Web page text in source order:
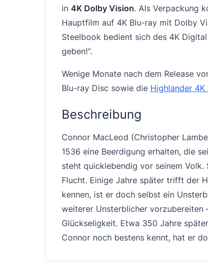
in 4K Dolby Vision. Als Verpackung
Hauptfilm auf 4K Blu-ray mit Dolby
Steelbook bedient sich des 4K
geben!“.
Wenige Monate nach dem Release
Blu-ray Disc sowie die Highlander 4K
Beschreibung
Connor MacLeod (Christopher
1536 eine Beerdigung erhalten, die
steht quicklebendig vor seinem Volk.
Flucht. Einige Jahre später trifft der
kennen, ist er doch selbst ein
weiterer Unsterblicher vorzubereiten
Glückseligkeit. Etwa 350 Jahre
Connor noch bestens kennt, hat er